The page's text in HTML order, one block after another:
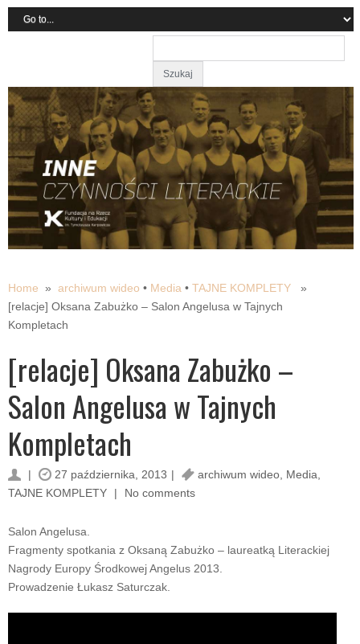
Home » archiwum wideo • Media • TAJNE KOMPLETY»
[relacje] Oksana Zabużko – Salon Angelusa w Tajnych
Kompletach
[relacje] Oksana Zabużko –
Salon Angelusa w Tajnych
Kompletach
27 października, 2013 archiwum wideo, Media
TAJNE KOMPLETY
No comments
Salon Angelusa.
Fragmenty spotkania z Oksaną Zabużko – laureatką Literackiej
Nagrody Europy Środkowej Angelus 2013.
Prowadzenie Łukasz Saturczak.